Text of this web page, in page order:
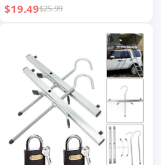
가 있는 고강도 캠핑카 도어 잠
$19.49$25.99